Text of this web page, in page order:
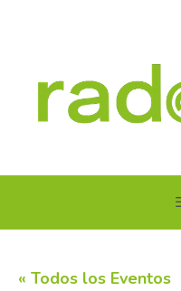
« Todos los Eventos